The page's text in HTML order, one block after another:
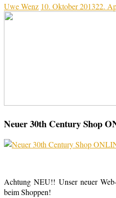
Uwe Wenz 10. Oktober 201322.
Neuer 30th Century Shop
Achtung NEU!! Unser neuer
beim Shoppen!